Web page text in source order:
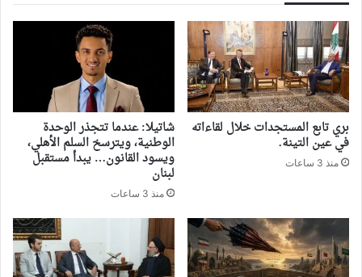
بري تابع المستجدات خلال لقاءاته
في عين التينة.
منذ 3 ساعات
شاتيلا: عندما تتجذر الوحدة
الوطنية، ويترسخ السلم الأهلي،
ويسود القانون… يبدأ مستقبل
لبنان
منذ 3 ساعات